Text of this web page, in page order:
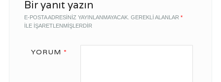
Bir yanıt yazın
E-POSTA ADRESINIZ YAYINLANMAYACAK. GEREKLI ALANLAR *
ILE IŞARETLENMIŞLERDIR
YORUM *